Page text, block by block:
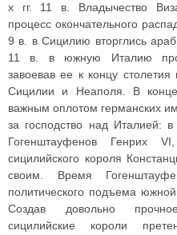
х гг. 11 в. Владычество
процесс окончательного
9 в. в Сицилию вторглись
11 в. в южную Италию
завоевав ее к концу
Сицилии и Неаполя. В
важным оплотом германских
за господство над Италией:
Гогенштауфенов Генрих
сицилийского короля
своим. Время
политического подъема
Создав довольно
сицилийские короли